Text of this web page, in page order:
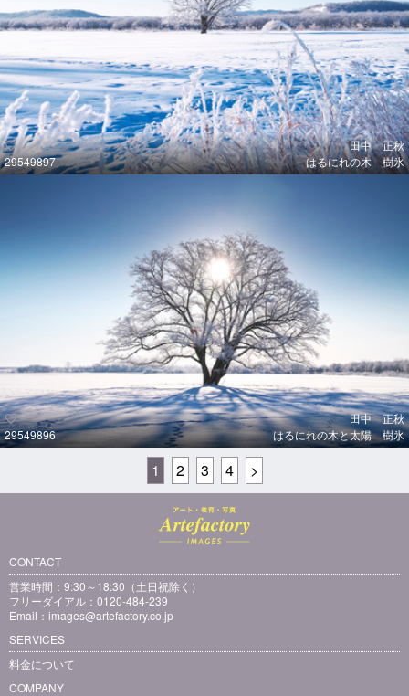
29549897
田中 正秋
はるにれの木 樹氷
29549896
田中 正秋
はるにれの木と太陽 樹氷
1 2 3 4 >
CONTACT
営業時間：9:30～18:30（土日祝除く）
フリーダイアル：0120-484-239
Email： images@artefactory.co.jp
SERVICES
料金について
COMPANY